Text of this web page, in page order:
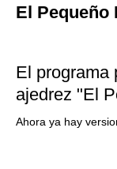
El Pequeño
El programa
ajedrez "El
Ahora ya hay